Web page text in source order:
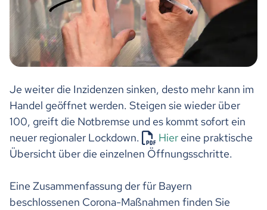
Je weiter die Inzidenzen sinken, desto mehr kann im
Handel geöffnet werden. Steigen sie wieder über
100, greift die Notbremse und es kommt sofort ein
neuer regionaler Lockdown.
Hier eine praktische
Übersicht über die einzelnen Öffnungsschritte.
Eine Zusammenfassung der für Bayern
beschlossenen Corona-Maßnahmen finden Sie